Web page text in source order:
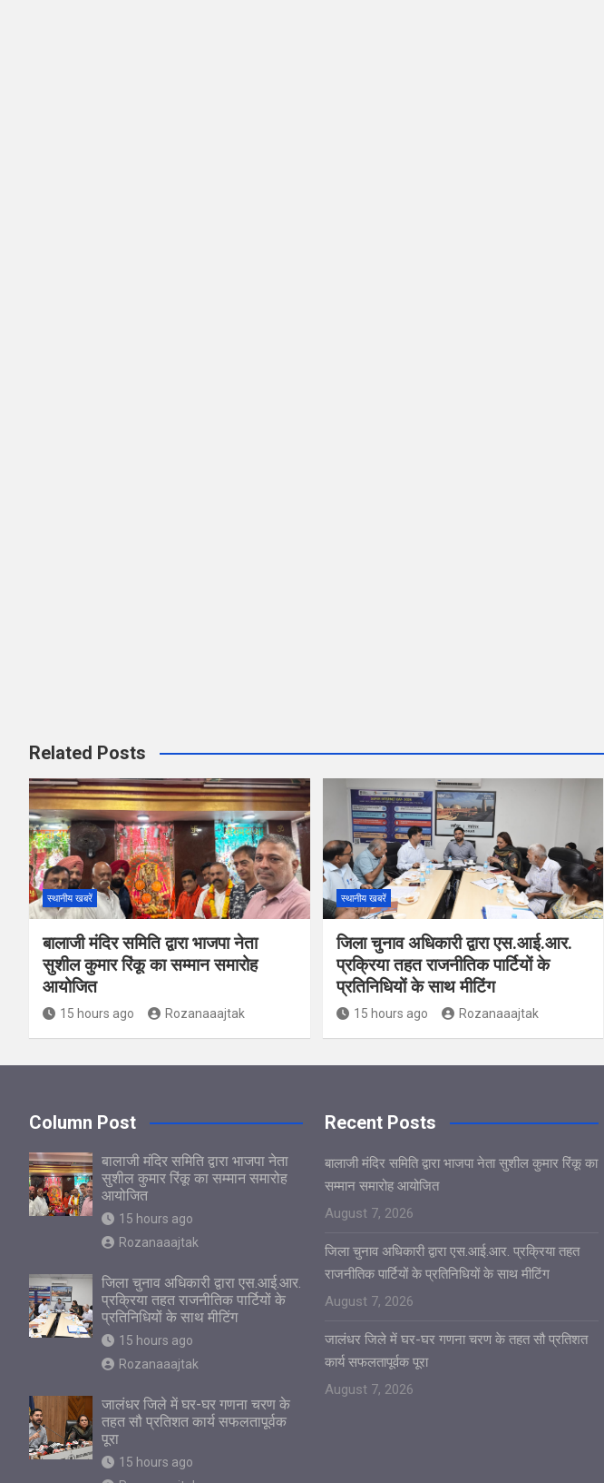
Related Posts
स्थानीय खबरें
बालाजी मंदिर समिति द्वारा भाजपा नेता
सुशील कुमार रिंकू का सम्मान समारोह
आयोजित
15 hours ago Rozanaaajtak
स्थानीय खबरें
जिला चुनाव अधिकारी द्वारा एस.आई.आर.
प्रक्रिया तहत राजनीतिक पार्टियों के
प्रतिनिधियों के साथ मीटिंग
15 hours ago Rozanaaajtak
Column Post
बालाजी मंदिर समिति द्वारा भाजपा नेता
सुशील कुमार रिंकू का सम्मान समारोह
आयोजित
15 hours ago
Rozanaaajtak
जिला चुनाव अधिकारी द्वारा एस.आई.आर.
प्रक्रिया तहत राजनीतिक पार्टियों के
प्रतिनिधियों के साथ मीटिंग
15 hours ago
Rozanaaajtak
जालंधर जिले में घर-घर गणना चरण के
तहत सौ प्रतिशत कार्य सफलतापूर्वक
पूरा
15 hours ago
Recent Posts
बालाजी मंदिर समिति द्वारा भाजपा नेता सुशील कुमार रिंकू का
सम्मान समारोह आयोजित
August 7, 2026
जिला चुनाव अधिकारी द्वारा एस.आई.आर. प्रक्रिया तहत
राजनीतिक पार्टियों के प्रतिनिधियों के साथ मीटिंग
August 7, 2026
जालंधर जिले में घर-घर गणना चरण के तहत सौ प्रतिशत
कार्य सफलतापूर्वक पूरा
August 7, 2026